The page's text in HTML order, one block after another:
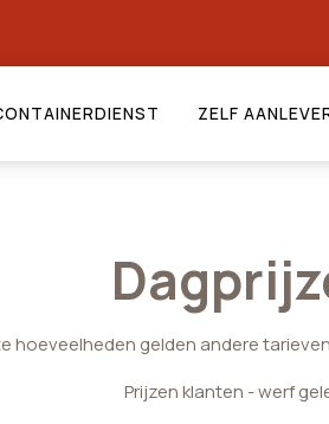
ZELF
hoeveelheden gelden andere
Prijzen klanten - werf